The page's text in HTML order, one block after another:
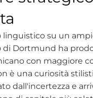
linguistico su un
di Dortmund ha
con maggiore
è una curiosità
dall'incertezza e